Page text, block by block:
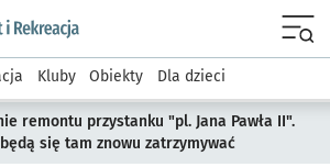
wroclaw.pl podserwis: Sport i rekreacja
Kluby Obiekty Dla dzieci
remontu przystanku "pl. Jana Pawła II".
się tam znowu zatrzymywać